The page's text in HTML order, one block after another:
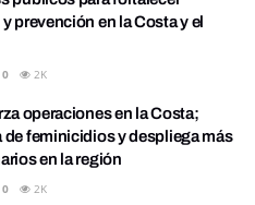
prevención en la Costa y el
0 2K
operaciones en la Costa;
de feminicidios y despliega más
en la región
0 2K